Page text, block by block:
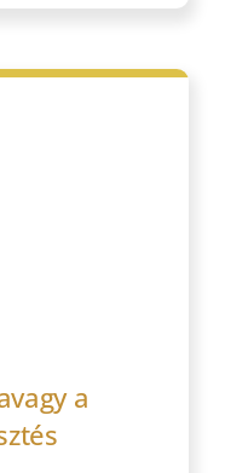
a